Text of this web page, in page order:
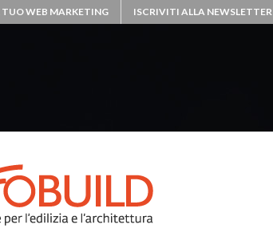
TUO WEB MARKETING ISCRIVITI ALLA NEWSLETTER